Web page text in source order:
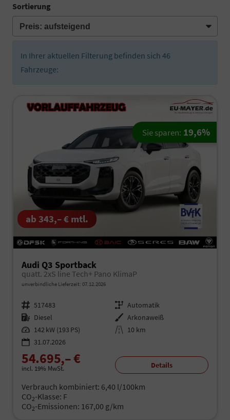
Sortierung
In Ihrer aktuellen Filterung befinden sich 46
Fahrzeuge:
ab 343,– € mtl.
Audi Q3 Sportback
quatt. 2xS line Tech+ Pano KlimaP
unverbindliche Lieferzeit: 07.12.2026
Fahrzeugnr. 517483 Getriebe Automatik
Kraftstoff Diesel Außenfarbe Arkonaweiß
Leistung 142 kW (193 PS) Kilometerstand 10 km
31.07.2026
54.695,– €
incl. 19% MwSt.
Sie sparen: 19,6%
Details
Verbrauch kombiniert: 6,40 l/100km
CO2-Klasse: F
CO2-Emissionen: 167,00 g/km